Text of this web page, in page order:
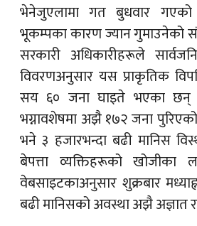
भेनेजुएलामा गत बुधवार गएको
भूकम्पका कारण ज्यान गुमाउनेको
सरकारी अधिकारीहरूले
विवरणअनुसार यस प्राकृतिक
सय ६० जना घाइते भएका छन्
भग्नावशेषमा अझै १७२ जना
भने ३ हजारभन्दा बढी मानिस
बेपत्ता व्यक्तिहरूको खोजीका
वेबसाइटकाअनुसार शुक्रबार
बढी मानिसको अवस्था अझै अज्ञात